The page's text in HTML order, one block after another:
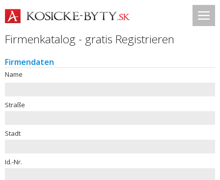
Firmenkatalog - gratis Registrieren
Firmendaten
Name
Straße
Stadt
Id.-Nr.